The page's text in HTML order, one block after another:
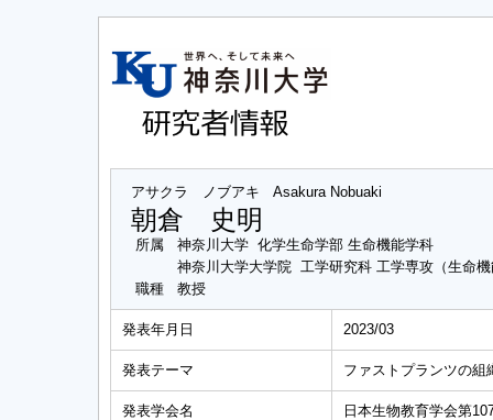
アサクラ ノブアキ Asakura Nobuaki
朝倉 史明
所属
神奈川大学 化学生命学部 生命機能学科
神奈川大学大学院 工学研究科 工学専攻（生命
職種
教授
発表年月日 2023/03
発表テーマ ファストプランツの組
発表学会名 日本生物教育学会第